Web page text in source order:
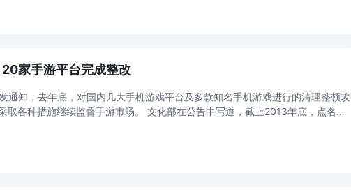
家手游平台完成整改
通知，去年底，对国内几大手机游戏平台及多款知名手机游戏进行的清理整顿攻
取各种措施继续监督手游市场。 文化部在公告中写道，截止2013年底，点名的